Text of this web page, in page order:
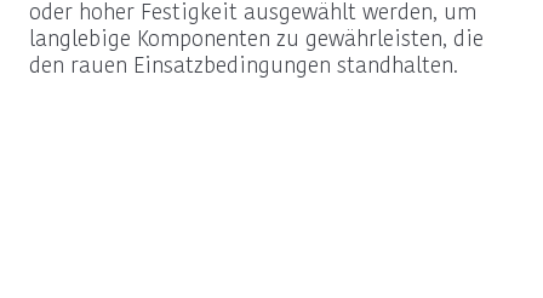
oder hoher Festigkeit ausgewählt werden, um
langlebige Komponenten zu gewährleisten, die
den rauen Einsatzbedingungen standhalten.